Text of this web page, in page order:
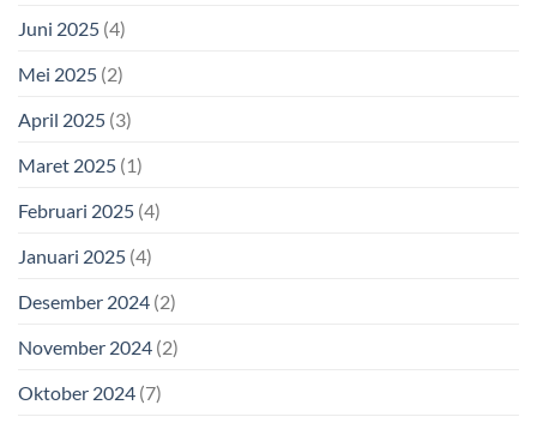
Juni 2025 (4)
Mei 2025 (2)
April 2025 (3)
Maret 2025 (1)
Februari 2025 (4)
Januari 2025 (4)
Desember 2024 (2)
November 2024 (2)
Oktober 2024 (7)